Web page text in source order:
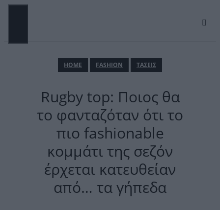
Μετάβαση
ΗΟΜΕ FASHION ΤΑΣΕΙΣ
Rugby top: Ποιος θα
το φανταζόταν ότι το
πιο fashionable
κομμάτι της σεζόν
έρχεται κατευθείαν
από… τα γήπεδα